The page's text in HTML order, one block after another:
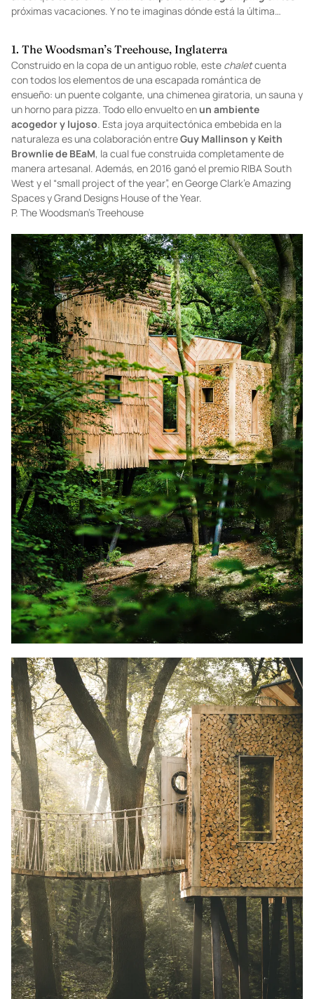
próximas vacaciones. Y no te imaginas dónde está la última…
1. The Woodsman’s Treehouse, Inglaterra
Construido en la copa de un antiguo roble, este chaletcuenta
con todos los elementos de una escapada romántica de
ensueño: un puente colgante, una chimenea giratoria, un sauna y
un horno para pizza. Todo ello envuelto enun ambiente
acogedor y lujoso. Esta joya arquitectónica embebida en la
naturaleza es una colaboración entreGuy Mallinson y Keith
Brownlie de BEaM, la cual fue construida completamente de
manera artesanal. Además, en 2016 ganó el premio RIBA South
West y el “small project of the year”, en George Clark’e Amazing
Spaces y Grand Designs House of the Year.
P. The Woodsman’s Treehouse